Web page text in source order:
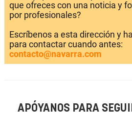
que ofreces con una noticia y
por profesionales?
Escríbenos a esta dirección y
para contactar cuando antes:
contacto@navarra.com
APÓYANOS PARA